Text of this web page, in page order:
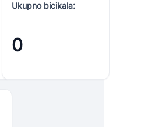
Ukupno bicikala:
0